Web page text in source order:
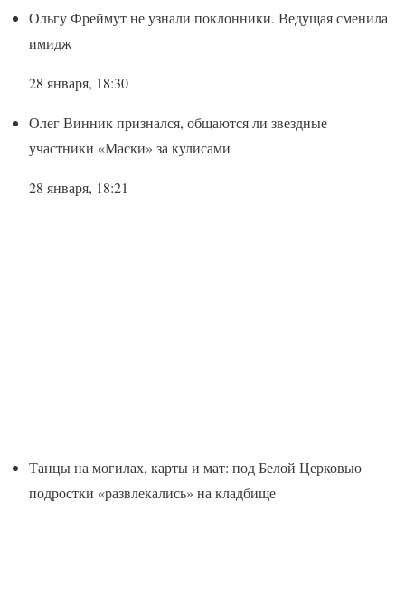
Ольгу Фреймут не узнали поклонники. Ведущая сменила
имидж
28 января, 18:30
Олег Винник признался, общаются ли звездные
участники «Маски» за кулисами
28 января, 18:21
Танцы на могилах, карты и мат: под Белой Церковью
подростки «развлекались» на кладбище